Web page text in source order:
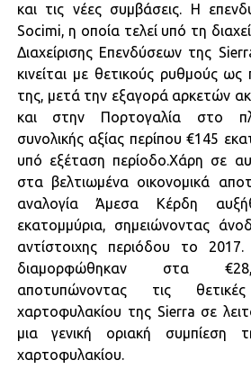
και τις νέες συμβάσεις. Η
Socimi, η οποία τελεί υπό τη
Διαχείρισης Επενδύσεων της
κινείται με θετικούς ρυθμούς ως
της, μετά την εξαγορά αρκετών
και στην Πορτογαλία στο
συνολικής αξίας περίπου €145
υπό εξέταση περίοδο.Χάρη σε
στα βελτιωμένα οικονομικά
αναλογία Άμεσα Κέρδη
εκατομμύρια, σημειώνοντας
αντίστοιχης περιόδου το
διαμορφώθηκαν στα
αποτυπώνοντας τις
χαρτοφυλακίου της Sierra σε
μια γενική οριακή συμπίεση
χαρτοφυλακίου.